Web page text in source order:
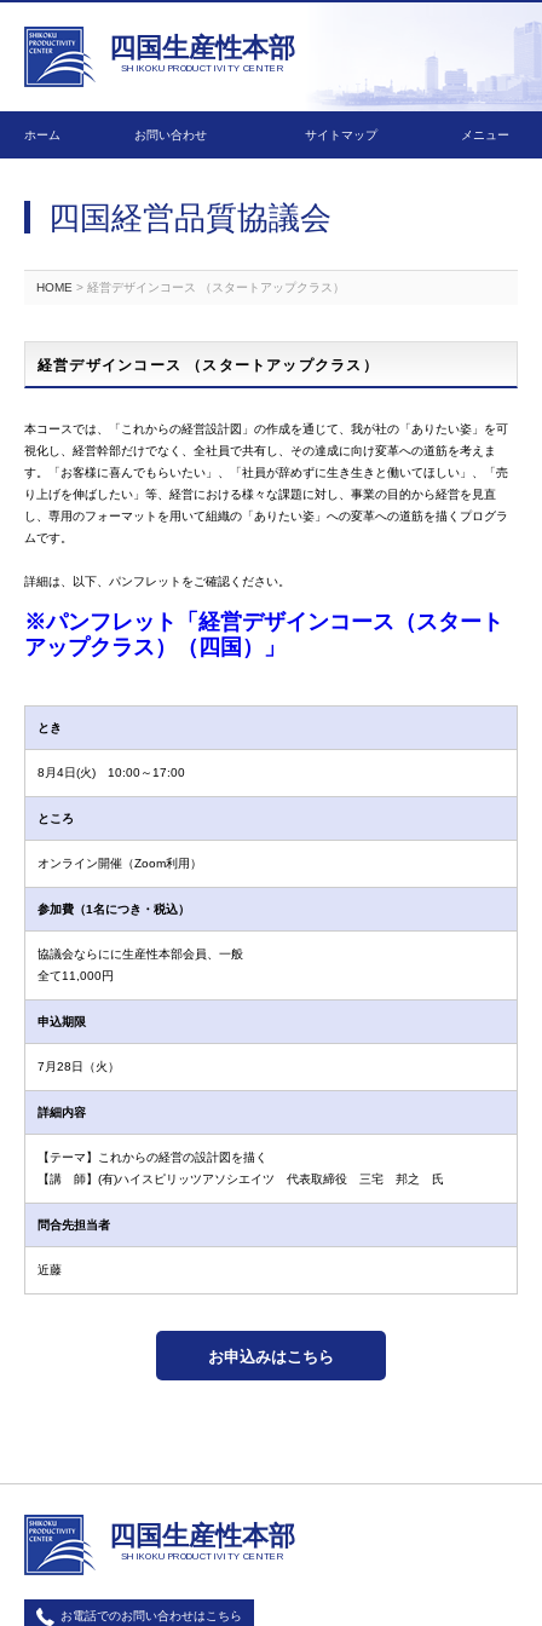
四国生産性本部
SHIKOKU PRODUCTIVITY CENTER
ホーム お問い合わせ サイトマップ メニュー
四国経営品質協議会
HOME > 経営デザインコース （スタートアップクラス）
経営デザインコース （スタートアップクラス）
本コースでは、「これからの経営設計図」の作成を通じて、我が社の「ありたい姿」を可
視化し、経営幹部だけでなく、全社員で共有し、その達成に向け変革への道筋を考えま
す。「お客様に喜んでもらいたい」、「社員が辞めずに生き生きと働いてほしい」、「売
り上げを伸ばしたい」等、経営における様々な課題に対し、事業の目的から経営を見直
し、専用のフォーマットを用いて組織の「ありたい姿」への変革への道筋を描くプログラ
ムです。
詳細は、以下、パンフレットをご確認ください。
※パンフレット「経営デザインコース（スタート
アップクラス）（四国）」
とき
8月4日(火) 10:00～17:00
ところ
オンライン開催（Zoom利用）
参加費（1名につき・税込）
協議会ならにに生産性本部会員、一般
全て11,000円
申込期限
7月28日（火）
詳細内容
【テーマ】これからの経営の設計図を描く
【講 師】(有)ハイスピリッツアソシエイツ 代表取締役 三宅 邦之 氏
問合先担当者
近藤
お申込みはこちら
四国生産性本部
SHIKOKU PRODUCTIVITY CENTER
お電話でのお問い合わせはこちら